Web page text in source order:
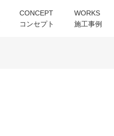
CONCEPT
コンセプト
WORKS
施工事例